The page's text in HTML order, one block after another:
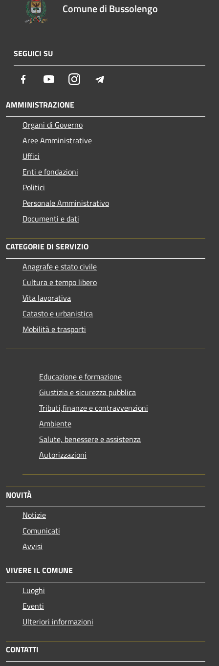
Comune di Bussolengo
SEGUICI SU
Facebook YoutubeInstagram
AMMINISTRAZIONE
Organi di Governo
Aree Amministrative
Uffici
Enti e fondazioni
Politici
Personale Amministrativo
Documenti e dati
CATEGORIE DI SERVIZIO
Anagrafe e stato civile
Cultura e tempo libero
Vita lavorativa
Catasto e urbanistica
Mobilità e trasporti
Educazione e formazione
Giustizia e sicurezza pubblica
Tributi,finanze e contravvenzioni
Ambiente
Salute, benessere e assistenza
Autorizzazioni
NOVITÀ
Notizie
Comunicati
Avvisi
VIVERE IL COMUNE
Luoghi
Eventi
Ulteriori informazioni
CONTATTI